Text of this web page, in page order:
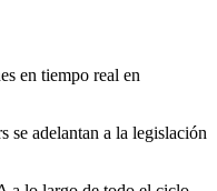
en tiempo real en
se adelantan a la legislación